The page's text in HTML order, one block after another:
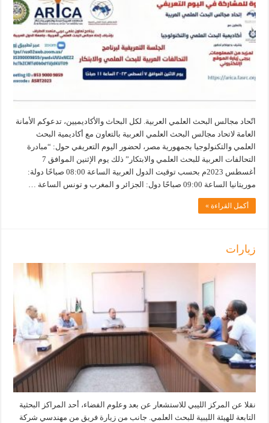
اتّحاد مجالس البحث العلمي العربية. لكل البحاث والأكاديميين، تدعوكم الأمانة
العامة لاتحاد مجالس البحث العلمي العربية بالتعاون مع أكاديمية البحث
العلمي والتكنولوجيا بجمهورية مصر، لحضور اليوم التعريفي حول: “مبادرة
التحالفات العربية للبحث العلمي والابتكار” ذلك يوم الإثنين الموافق 7
أغسطس 2023م بحسب توقيت الدول العربية الساعة 08:00 صباحًا دولة:
موريتانيا الساعة 09:00 صباحًا دول: الجزائر و المغرب و تونس الساعة …
أكمل القراءة »
زيارات
نقلا عن المركز الليبي للاستشعار عن بعد وعلوم الفضاء، أحد المراكز البحثية
التابعة للهيئة الليبية للبحث العلمي. جانب من زيارة فريق من مهندسي شركة